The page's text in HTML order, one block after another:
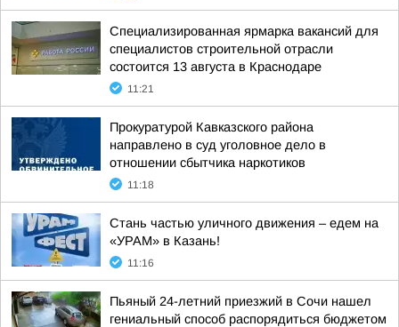
Специализированная ярмарка вакансий для
специалистов строительной отрасли
состоится 13 августа в Краснодаре
11:21
Прокуратурой Кавказского района
направлено в суд уголовное дело в
отношении сбытчика наркотиков
11:18
Стань частью уличного движения – едем на
«УРАМ» в Казань!
11:16
Пьяный 24-летний приезжий в Сочи нашел
гениальный способ распорядиться бюджетом